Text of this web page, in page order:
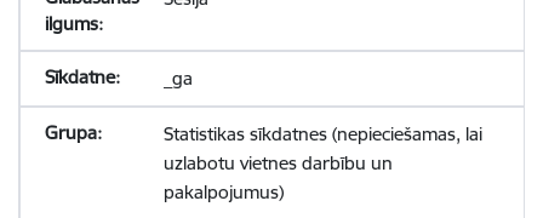
_ga
Statistikas sīkdatnes (nepieciešamas, lai
uzlabotu vietnes darbību un
pakalpojumus)